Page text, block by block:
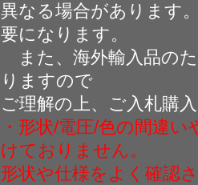
異なる場合があります
要になります。
また、海外輸入品の
りますので
ご理解の上、ご入札購
・形状/電圧/色の間違
けておりません。
形状や仕様をよく確認